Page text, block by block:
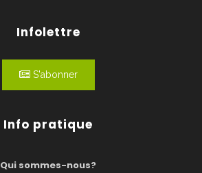
Infolettre
S'abonner
Info pratique
Qui sommes-nous?